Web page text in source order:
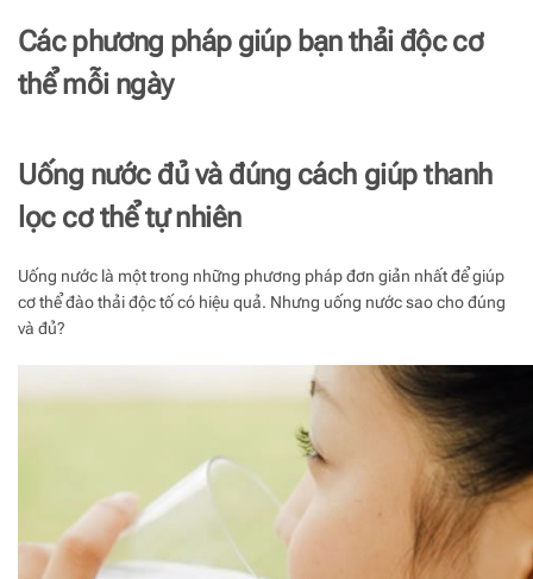
Các phương pháp giúp bạn thải độc cơ
thể mỗi ngày
Uống nước đủ và đúng cách giúp thanh
lọc cơ thể tự nhiên
Uống nước là một trong những phương pháp đơn giản nhất để giúp
cơ thể đào thải độc tố có hiệu quả. Nhưng uống nước sao cho đúng
và đủ?